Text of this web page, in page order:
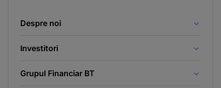
Despre noi
Investitori
Grupul Financiar BT